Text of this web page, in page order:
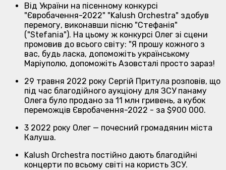
Від України на пісенному конкурсі
"Євробачення-2022" "Kalush Orchestra" здобув
перемогу, виконавши пісню "Стефанія"
("Stefania"). На цьому ж конкурсі Олег зі сцени
промовив до всього світу: "Я прошу кожного з
вас, будь ласка, допоможіть українському
Маріуполю, допоможіть Азовсталі просто зараз!
29 травня 2022 року Сергій Притула розповів, що
під час благодійного аукціону для ЗСУ панаму
Олега було продано за 11 млн гривень, а кубок
переможців Євробачення-2022 - за $900 000.
3 2022 року Олег — почесний громадянин міста
Калуша.
Kalush Orchestra постійно дають благодійні
концерти по всьому світі на користь ЗСУ.